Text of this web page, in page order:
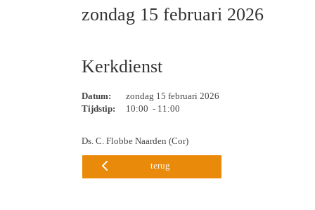
zondag 15 februari 2026
Kerkdienst
Datum:
zondag 15 februari 2026
Tijdstip:
10:00 - 11:00
Ds. C. Flobbe Naarden (Cor)
terug